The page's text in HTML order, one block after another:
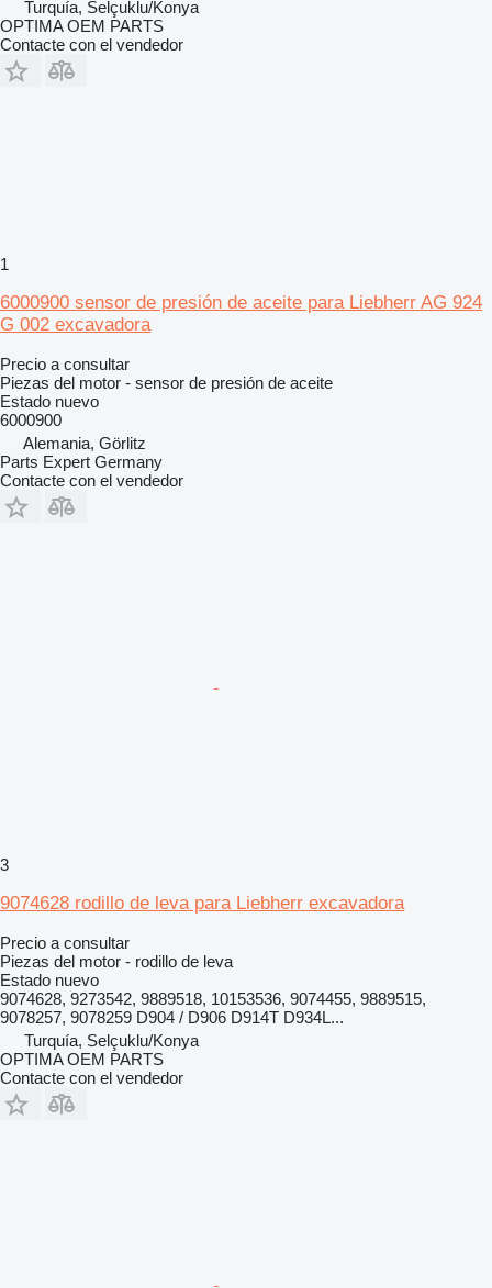
Turquía, Selçuklu/Konya
OPTIMA OEM PARTS
Contacte con el vendedor
1
6000900 sensor de presión de aceite para Liebherr AG 924
G 002 excavadora
Precio a consultar
Piezas del motor - sensor de presión de aceite
Estado nuevo
6000900
Alemania, Görlitz
Parts Expert Germany
Contacte con el vendedor
3
9074628 rodillo de leva para Liebherr excavadora
Precio a consultar
Piezas del motor - rodillo de leva
Estado nuevo
9074628, 9273542, 9889518, 10153536, 9074455, 9889515,
9078257, 9078259 D904 / D906 D914T D934L...
Turquía, Selçuklu/Konya
OPTIMA OEM PARTS
Contacte con el vendedor